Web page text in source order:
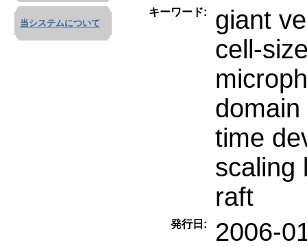
当システムについて
キーワード:
giant
cell-
time
scaling
raft
発行日: 2006-